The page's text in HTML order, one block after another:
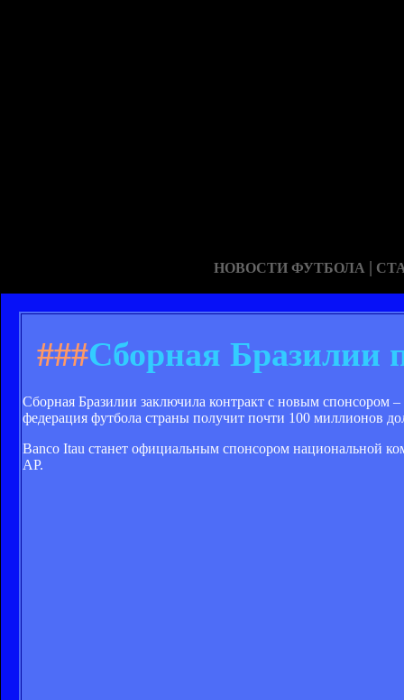
НОВОСТИ ФУТБОЛА |
###Сборная Бразилии
Сборная Бразилии заключила контракт с новым спонсором
федерация футбола страны получит почти 100 миллионов
Banco Itau станет официальным спонсором национальной
АР.